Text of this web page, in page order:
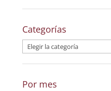
Categorías
Categorías
Por mes